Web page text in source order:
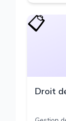
📋
Droit